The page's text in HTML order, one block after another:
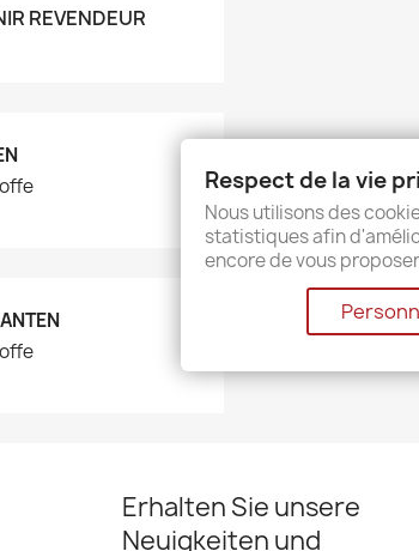
REVENDEUR
Erhalten Sie unsere
Neuigkeiten und
Respect de la vie
Nous utilisons des
statistiques afin
encore de vous